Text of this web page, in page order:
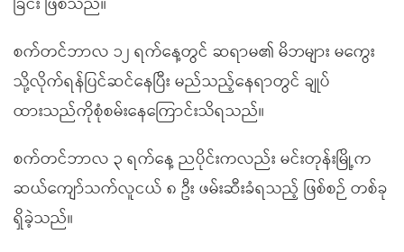
စက်တင်ဘာလ ၁၂ ရက်နေ့တွင် ဆရာမ၏ မိဘများ မကွေး
သို့လိုက်ရန်ပြင်ဆင်နေပြီး မည်သည့်နေရာတွင် ချုပ်
ထားသည်ကိုစုံစမ်းနေကြောင်းသိရသည်။
စက်တင်ဘာလ ၃ ရက်နေ့ ညပိုင်းကလည်း မင်းတုန်းမြို့က
ဆယ်ကျော်သက်လူငယ် ၈ ဦး ဖမ်းဆီးခံရသည့် ဖြစ်စဉ် တစ်ခု
ရှိခဲ့သည်။